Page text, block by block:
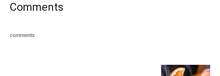
Comments
comments